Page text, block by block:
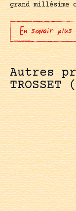
grand millésime
En savoir plus
Autres